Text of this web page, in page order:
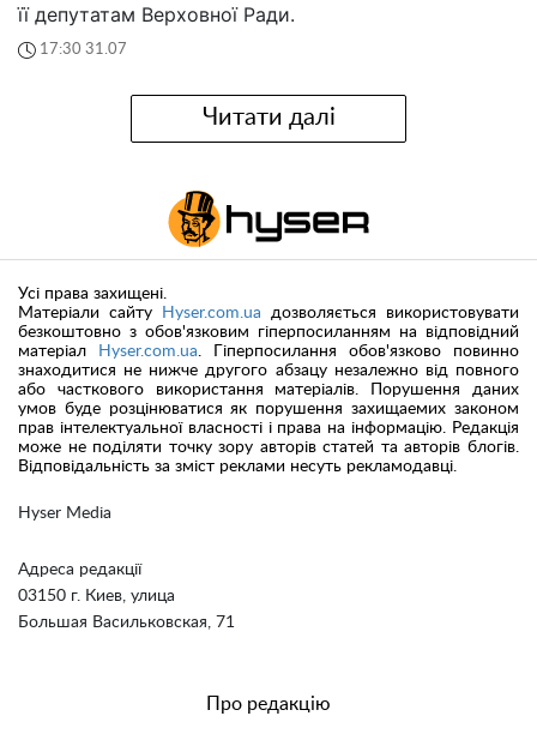
її депутатам Верховної Ради.
17:30 31.07
Читати далі
Hyser Media
Адреса редакції
03150 г. Киев, улица
Большая Васильковская, 71
Усі права захищені.
Матеріали сайту
Hyser.com.ua дозволяється використовувати
безкоштовно з обов'язковим гіперпосиланням на відповідний
матеріал
Hyser.com.ua . Гіперпосилання обов'язково повинно
знаходитися не нижче другого абзацу незалежно від повного
або часткового використання матеріалів. Порушення даних
умов буде розцінюватися як порушення захищаемих законом
прав інтелектуальної власності і права на інформацію. Редакція
може не поділяти точку зору авторів статей та авторів блогів.
Відповідальність за зміст реклами несуть рекламодавці.
Про редакцію